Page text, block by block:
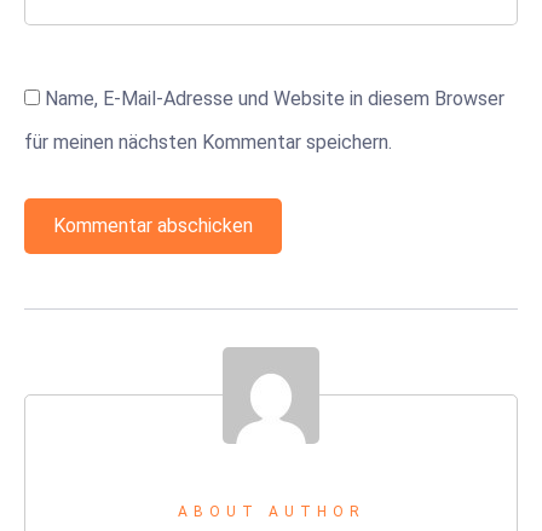
Name, E-Mail-Adresse und Website in diesem Browser
für meinen nächsten Kommentar speichern.
ABOUT AUTHOR